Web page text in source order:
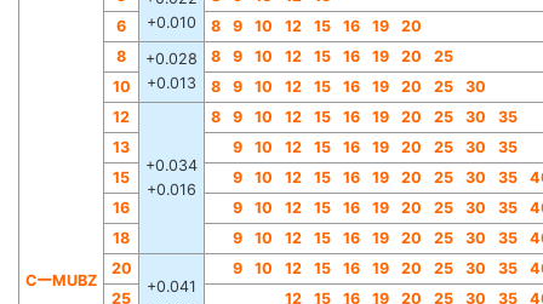
CーMUBZ
+0.010
6
8 9 10 12 15 16 19
20
8
+0.028
+0.013
8 9 10 12 15 16 19 20
25
10
8 9 10 12 15 16 19 20 25
30
12
+0.034
+0.016
8 9 10 12 15 16 19 20 25 30
35
13
9 10 12 15 16 19 20 25 30
35
15
9 10 12 15 16 19 20 25 30 35
16
9 10 12 15 16 19 20 25 30 35
18
9 10 12 15 16 19 20 25 30 35
20
+0.041
9 10 12 15 16 19 20 25 30 35
25
12 15 16 19 20 25 30 35